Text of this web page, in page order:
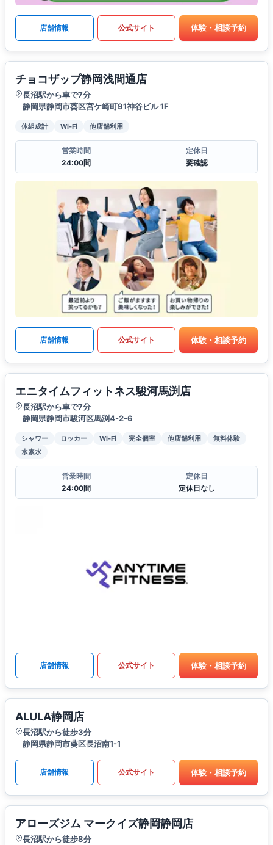
店舗情報 公式サイト 体験・相談予約
チョコザップ静岡浅間通店
長沼駅から車で7分
静岡県静岡市葵区宮ケ崎町91神谷ビル 1F
体組成計 Wi-Fi 他店舗利用
営業時間
24:00間
定休日
要確認
店舗情報 公式サイト 体験・相談予約
エニタイムフィットネス駿河馬渕店
長沼駅から車で7分
静岡県静岡市駿河区馬渕4-2-6
シャワー ロッカー Wi-Fi 完全個室 他店舗利用
無料体験
水素水
営業時間
24:00間
定休日
定休日なし
店舗情報 公式サイト 体験・相談予約
ALULA静岡店
長沼駅から徒歩3分
静岡県静岡市葵区長沼南1-1
店舗情報 公式サイト 体験・相談予約
アローズジム マークイズ静岡静岡店
長沼駅から徒歩8分